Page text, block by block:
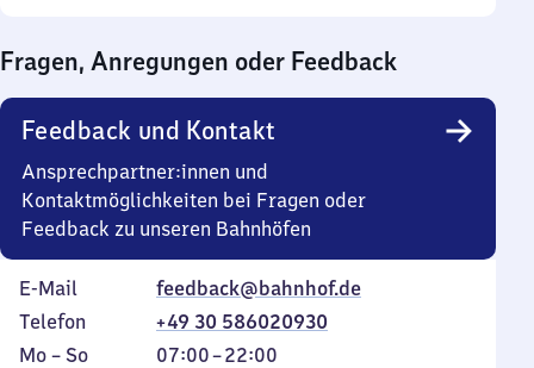
0
Uhr
Fragen, Anregungen oder Feedback
Feedback und Kontakt
Ansprechpartner:innen und
Kontaktmöglichkeiten bei Fragen oder
Feedback zu unseren Bahnhöfen
E-Mail
feedback@bahnhof.de
Telefon
+49 30 586020930
Montag
Mo – So,
07:00–22:00
Von